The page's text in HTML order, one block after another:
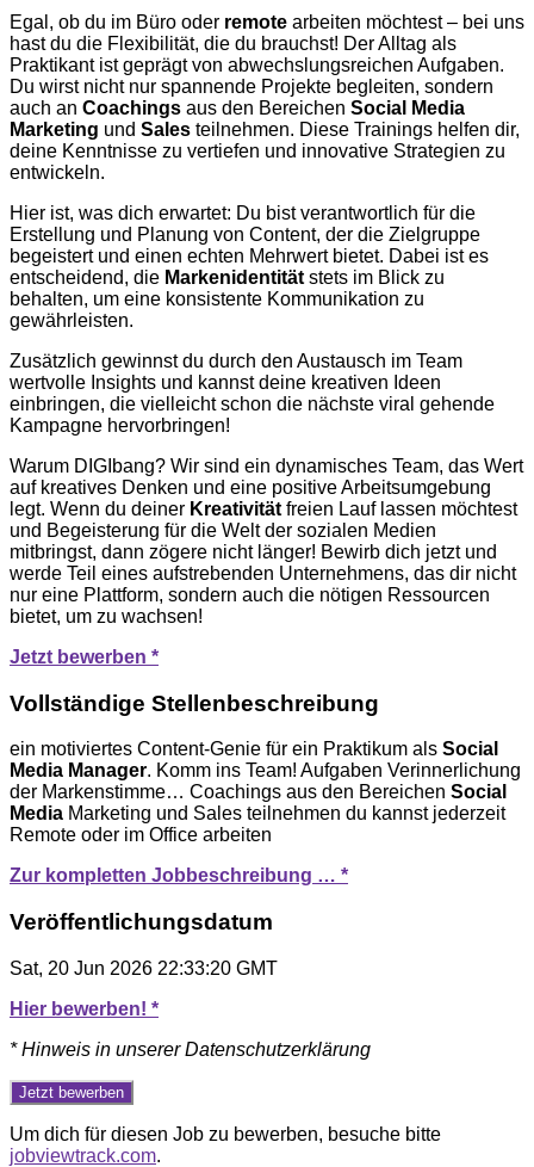
Egal, ob du im Büro oder remote arbeiten möchtest – bei uns
hast du die Flexibilität, die du brauchst! Der Alltag als
Praktikant ist geprägt von abwechslungsreichen Aufgaben.
Du wirst nicht nur spannende Projekte begleiten, sondern
auch an Coachings aus den Bereichen Social Media
Marketing und Sales teilnehmen. Diese Trainings helfen dir,
deine Kenntnisse zu vertiefen und innovative Strategien zu
entwickeln.
Hier ist, was dich erwartet: Du bist verantwortlich für die
Erstellung und Planung von Content, der die Zielgruppe
begeistert und einen echten Mehrwert bietet. Dabei ist es
entscheidend, die Markenidentität stets im Blick zu
behalten, um eine konsistente Kommunikation zu
gewährleisten.
Zusätzlich gewinnst du durch den Austausch im Team
wertvolle Insights und kannst deine kreativen Ideen
einbringen, die vielleicht schon die nächste viral gehende
Kampagne hervorbringen!
Warum DIGIbang? Wir sind ein dynamisches Team, das Wert
auf kreatives Denken und eine positive Arbeitsumgebung
legt. Wenn du deiner Kreativität freien Lauf lassen möchtest
und Begeisterung für die Welt der sozialen Medien
mitbringst, dann zögere nicht länger! Bewirb dich jetzt und
werde Teil eines aufstrebenden Unternehmens, das dir nicht
nur eine Plattform, sondern auch die nötigen Ressourcen
bietet, um zu wachsen!
Jetzt bewerben *
Vollständige Stellenbeschreibung
ein motiviertes Content-Genie für ein Praktikum als Social
Media Manager. Komm ins Team! Aufgaben Verinnerlichung
der Markenstimme… Coachings aus den Bereichen Social
Media Marketing und Sales teilnehmen du kannst jederzeit
Remote oder im Office arbeiten
Zur kompletten Jobbeschreibung … *
Veröffentlichungsdatum
Sat, 20 Jun 2026 22:33:20 GMT
Hier bewerben! *
* Hinweis in unserer Datenschutzerklärung
Um dich für diesen Job zu bewerben, besuche bitte
jobviewtrack.com.